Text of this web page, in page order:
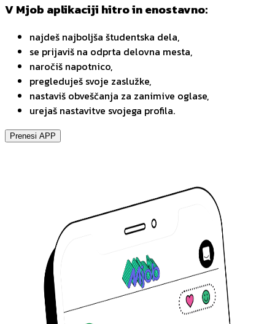
V Mjob aplikaciji hitro in enostavno:
najdeš najboljša študentska dela,
se prijaviš na odprta delovna mesta,
naročiš napotnico,
pregleduješ svoje zaslužke,
nastaviš obveščanja za zanimive oglase,
urejaš nastavitve svojega profila.
Prenesi APP